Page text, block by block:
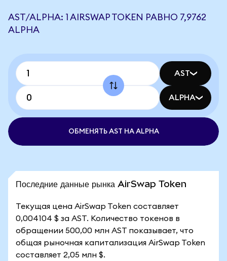
AST/ALPHA: 1 AIRSWAP TOKEN РАВНО 7,9762
ALPHA
AST
ALPHA
ОБМЕНЯТЬ AST НА ALPHA
Последние данные рынка AirSwap Token
Текущая цена AirSwap Token составляет
0,004104 $ за AST. Количество токенов в
обращении 500,00 млн AST показывает, что
общая рыночная капитализация AirSwap Token
составляет 2,05 млн $.